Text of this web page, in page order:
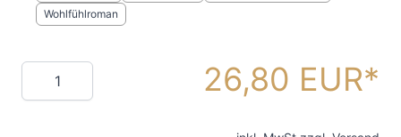
Wohlfühlroman
Menge 26,80 EUR